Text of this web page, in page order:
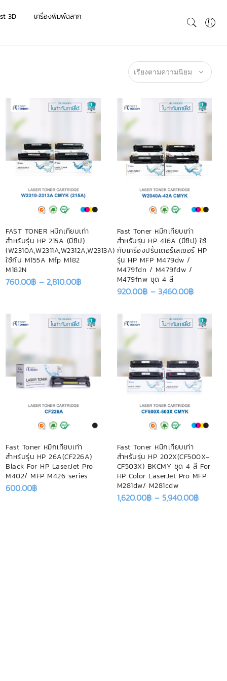
3D
เครื่องพิมพ์ฉลาก
FAST TONER หมึกเทียบเท่า
สำหรับรุ่น HP 215A (มีชิป)
(W2310A,W2311A,W2312A,W2313A)
ใช้กับ M155A Mfp M182
M182N
760.00฿ –2,810.00฿
Fast Toner หมึกเทียบเท่า
สำหรับรุ่น HP 416A (มีชิป) ใช้
กับเครื่องปริ้นเตอร์เลเซอร์ HP
รุ่น HP MFP M479dw /
M479fdn / M479fdw /
M479fnw ชุด 4 สี
920.00฿– 3,460.00฿
Fast Toner หมึกเทียบเท่า
สำหรับรุ่น HP 26A(CF226A)
Black For HP LaserJet Pro
M402/ MFP M426 series
600.00฿
Fast Toner หมึกเทียบเท่า
สำหรับรุ่น HP 202X(CF500X-
CF503X) BKCMY ชุด 4 สี For
HP Color LaserJet Pro MFP
M281dw/ M281cdw
1,620.00฿– 5,940.00฿